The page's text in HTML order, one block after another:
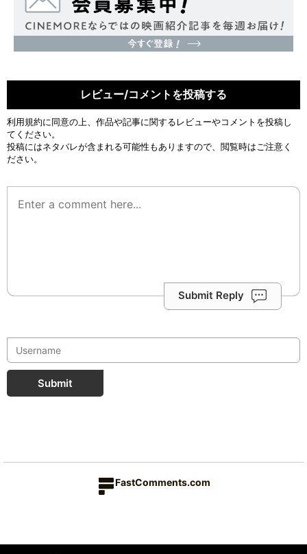
レビュー/コメントを投稿する
利用規約に同意の上、作品や記事に関するレビューやコメントを投稿し
てください。
投稿にはネタバレが含まれる可能性もありますので、閲覧時はご注意く
ださい。
Submit Reply
Submit
FastComments.com